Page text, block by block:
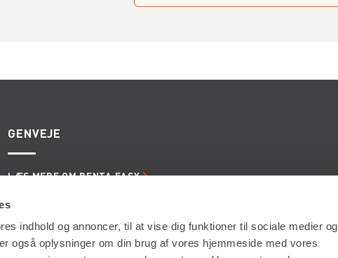
indhold og annoncer, til at vise dig funktioner til sociale medier og
også oplysninger om din brug af vores hjemmeside med vores
GENVEJE
LÆS MERE OM RENTA EASY
LEJE- OG LEVERINGSBETINGELSER